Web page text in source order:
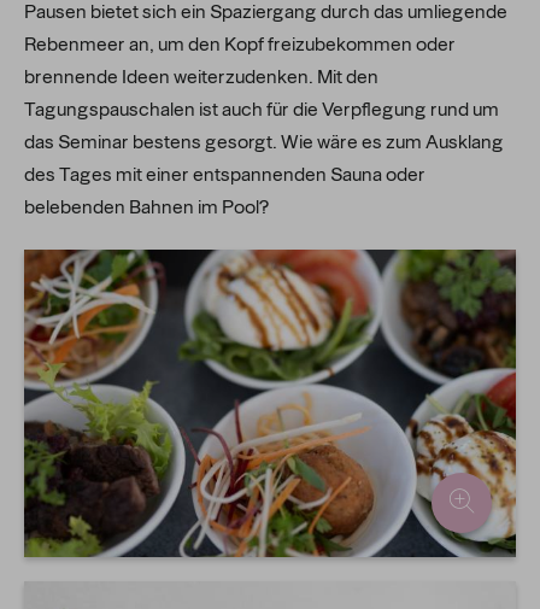
Pausen bietet sich ein Spaziergang durch das umliegende
Rebenmeer an, um den Kopf freizubekommen oder
brennende Ideen weiterzudenken. Mit den
Tagungspauschalen ist auch für die Verpflegung rund um
das Seminar bestens gesorgt. Wie wäre es zum Ausklang
des Tages mit einer entspannenden Sauna oder
belebenden Bahnen im Pool?